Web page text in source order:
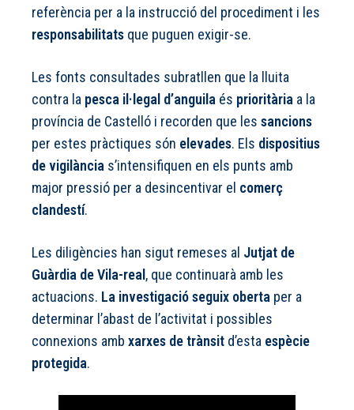
referència per a la instrucció del procediment i les
responsabilitats que puguen exigir-se.
Les fonts consultades subratllen que la lluita
contra la pesca il·legal d’anguila és prioritària a la
província de Castelló i recorden que les sancions
per estes pràctiques són elevades. Els dispositius
de vigilància s’intensifiquen en els punts amb
major pressió per a desincentivar el comerç
clandestí.
Les diligències han sigut remeses al Jutjat de
Guàrdia de Vila-real , que continuarà amb les
actuacions. La investigació seguix oberta per a
determinar l’abast de l’activitat i possibles
connexions amb xarxes de trànsit d’esta espècie
protegida.